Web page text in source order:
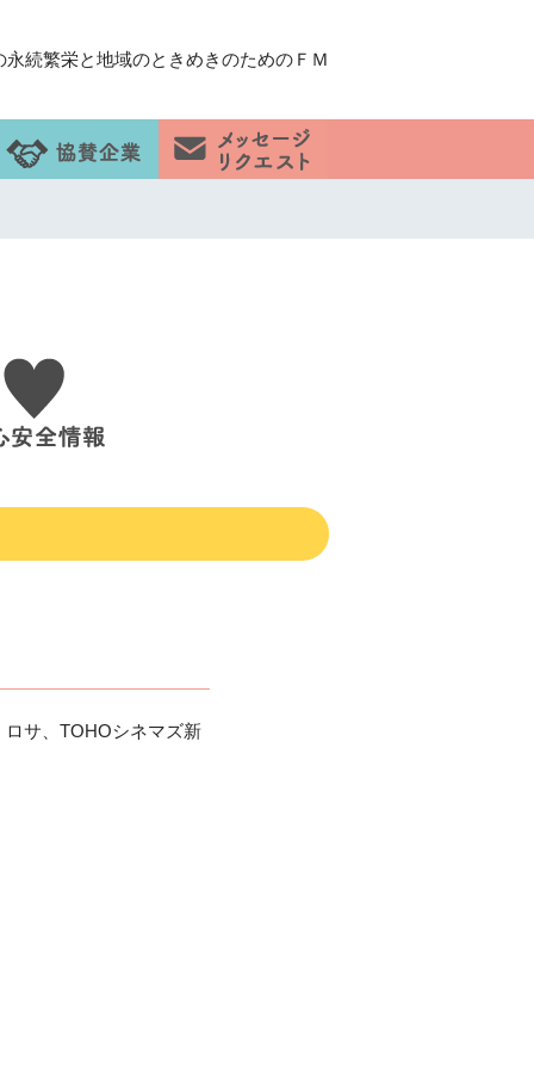
永続繁栄と地域のときめきのためのＦＭ
ロサ、TOHOシネマズ新